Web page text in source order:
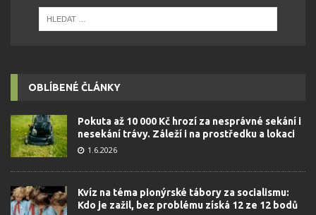
OBLÍBENÉ ČLÁNKY
Pokuta až 10 000 Kč hrozí za nesprávné sekání i
nesekání trávy. Záleží i na prostředku a lokaci
1.6.2026
Kvíz na téma pionýrské tábory za socialismu:
Kdo je zažil, bez problému získá 12 ze 12 bodů